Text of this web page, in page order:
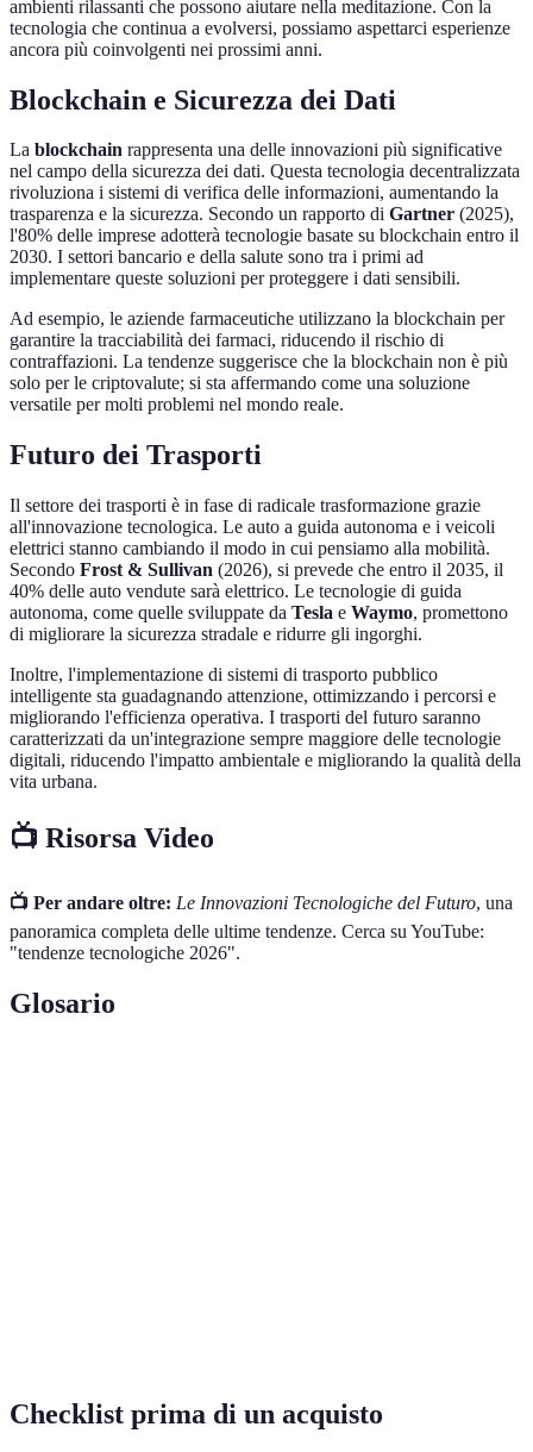
ambienti rilassanti che possono aiutare nella meditazione. Con la
tecnologia che continua a evolversi, possiamo aspettarci esperienze
ancora più coinvolgenti nei prossimi anni.
Blockchain e Sicurezza dei Dati
La blockchain rappresenta una delle innovazioni più significative
nel campo della sicurezza dei dati. Questa tecnologia decentralizzata
rivoluziona i sistemi di verifica delle informazioni, aumentando la
trasparenza e la sicurezza. Secondo un rapporto di Gartner (2025),
l'80% delle imprese adotterà tecnologie basate su blockchain entro il
2030. I settori bancario e della salute sono tra i primi ad
implementare queste soluzioni per proteggere i dati sensibili.
Ad esempio, le aziende farmaceutiche utilizzano la blockchain per
garantire la tracciabilità dei farmaci, riducendo il rischio di
contraffazioni. La tendenze suggerisce che la blockchain non è più
solo per le criptovalute; si sta affermando come una soluzione
versatile per molti problemi nel mondo reale.
Futuro dei Trasporti
Il settore dei trasporti è in fase di radicale trasformazione grazie
all'innovazione tecnologica. Le auto a guida autonoma e i veicoli
elettrici stanno cambiando il modo in cui pensiamo alla mobilità.
Secondo Frost & Sullivan (2026), si prevede che entro il 2035, il
40% delle auto vendute sarà elettrico. Le tecnologie di guida
autonoma, come quelle sviluppate da Tesla e Waymo, promettono
di migliorare la sicurezza stradale e ridurre gli ingorghi.
Inoltre, l'implementazione di sistemi di trasporto pubblico
intelligente sta guadagnando attenzione, ottimizzando i percorsi e
migliorando l'efficienza operativa. I trasporti del futuro saranno
caratterizzati da un'integrazione sempre maggiore delle tecnologie
digitali, riducendo l'impatto ambientale e migliorando la qualità della
vita urbana.
📺 Risorsa Video
📺 Per andare oltre: Le Innovazioni Tecnologiche del Futuro, una
panoramica completa delle ultime tendenze. Cerca su YouTube:
"tendenze tecnologiche 2026".
Glosario
Checklist prima di un acquisto